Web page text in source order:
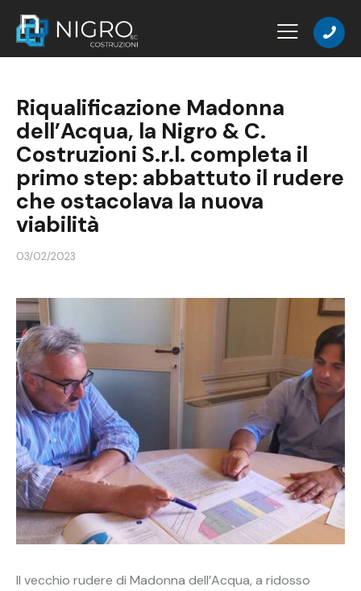
Riqualificazione Madonna
dell’Acqua, la Nigro & C.
Costruzioni S.r.l. completa il
primo step: abbattuto il rudere
che ostacolava la nuova
viabilità
03/02/2023
Il vecchio rudere di Madonna dell’Acqua, a ridosso